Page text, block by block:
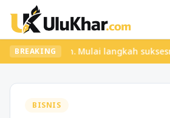
BREAKING Mulai langkah
BISNIS